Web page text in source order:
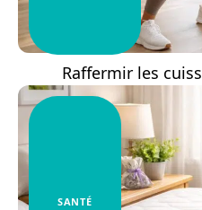
Raffermir les
SANTÉ